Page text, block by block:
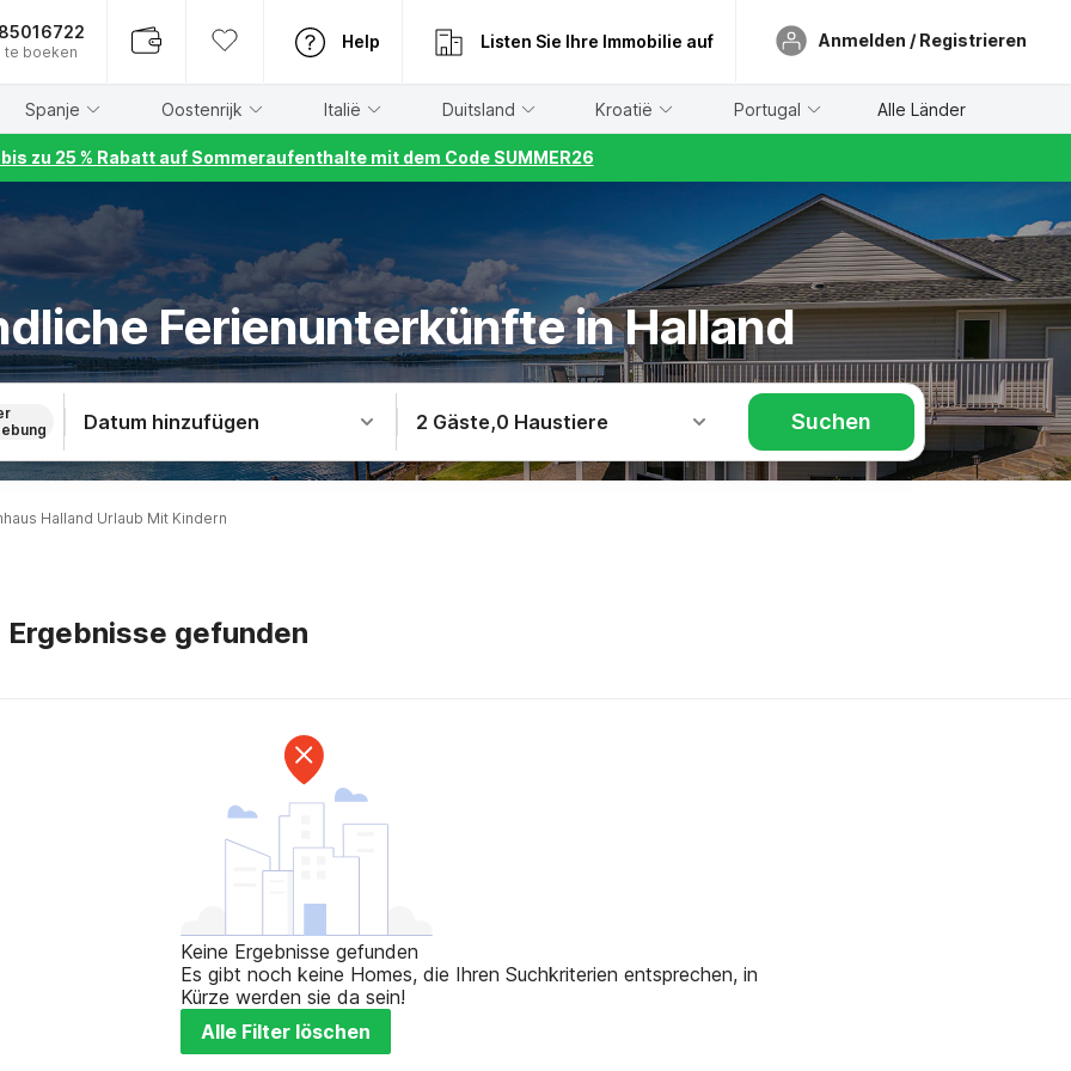
te boeken
Help Listen Sie Ihre Immobilie auf Anmelden / Registrieren
Spanje Oostenrijk Italië Duitsland Kroatië Portugal Alle Länder
zu 25 % Rabatt auf Sommeraufenthalte mit dem Code SUMMER26
Ferienunterkünfte in Halland
Datum hinzufügen 2 Gäste,0 Haustiere Suchen
Halland Urlaub Mit Kindern
Ergebnisse gefunden
Keine Ergebnisse gefunden
Es gibt noch keine Homes, die Ihren Suchkriterien entsprechen, in
Kürze werden sie da sein!
Alle Filter löschen